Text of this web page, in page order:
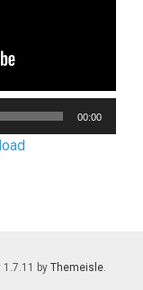
00:00
1.7.11 by Themeisle.